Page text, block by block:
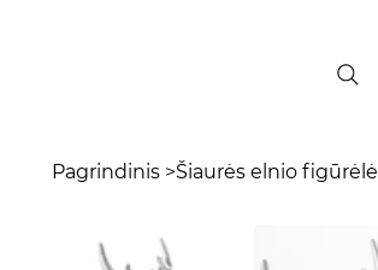
Pagrindinis >Šiaurės elnio figūrėlė